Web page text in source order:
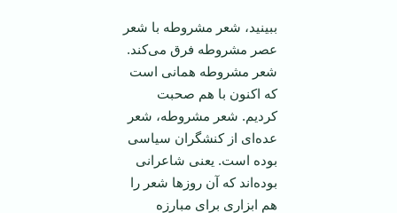
ببینید، شعر مشروطه با شعر
عصر مشروطه فرق می‌کند.
شعر مشروطه همانی است
که اکنون با هم صحبت
کردیم. شعر مشروطه، شعر
عده‌ای از کنشگران سیاسی
بوده است. یعنی شاعرانی
بوده‌اند که آن روز‌ها شعر را
هم ابزاری برای مبارزه